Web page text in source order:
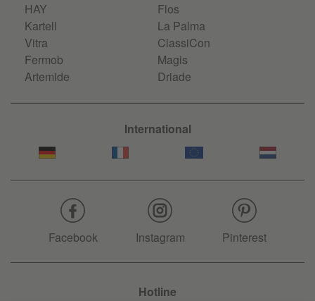
HAY
Kartell
Vitra
Fermob
Artemide
Flos
La Palma
ClassiCon
Magis
Driade
International
Facebook Instagram Pinterest
Hotline